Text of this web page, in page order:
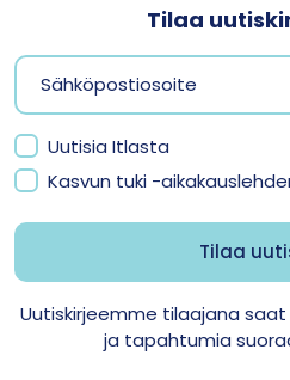
Tilaa
Uutisia Itlasta
Kasvun tuki -
Uutiskirjeemme tilaajana
ja tapahtumia